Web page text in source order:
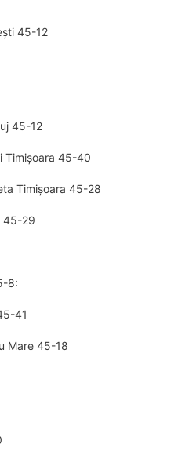
45-12
45-12
Timișoara 45-40
Timișoara 45-28
45-29
8:
41
Mare 45-18